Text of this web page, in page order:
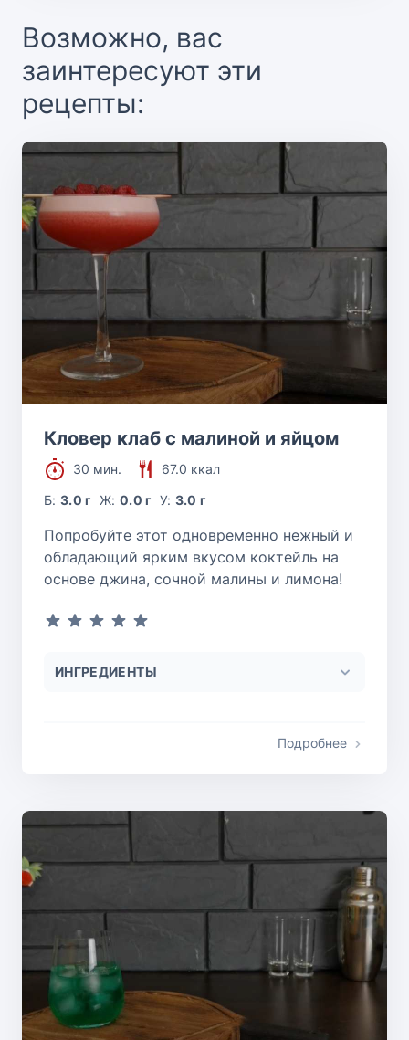
Возможно, вас
заинтересуют эти
рецепты:
Кловер клаб с малиной и яйцом
30 мин.
67.0 ккал
Б:3.0 г Ж: 0.0 г У: 3.0 г
Попробуйте этот одновременно нежный и
обладающий ярким вкусом коктейль на
основе джина, сочной малины и лимона!
ИНГРЕДИЕНТЫ
Подробнее